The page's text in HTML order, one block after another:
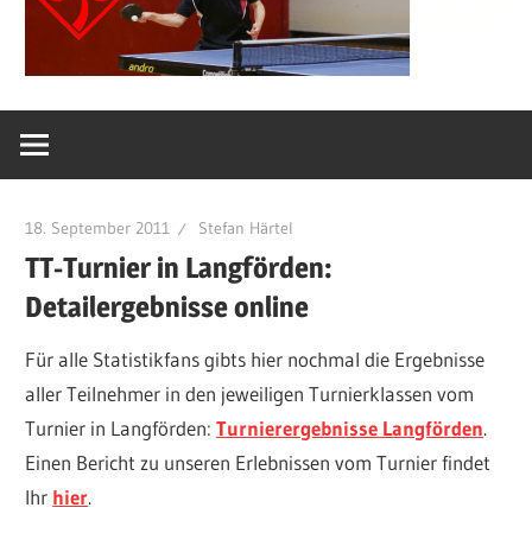
18. September 2011 Stefan Härtel
TT-Turnier in Langförden:
Detailergebnisse online
Für alle Statistikfans gibts hier nochmal die Ergebnisse
aller Teilnehmer in den jeweiligen Turnierklassen vom
Turnier in Langförden:Turnierergebnisse Langförden.
Einen Bericht zu unseren Erlebnissen vom Turnier findet
Ihr hier.